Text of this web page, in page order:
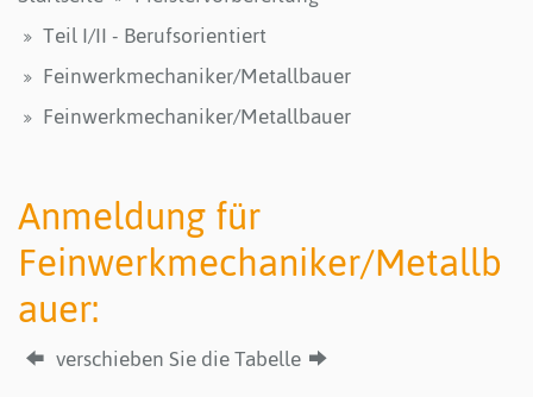
Teil I/II - Berufsorientiert
Feinwerkmechaniker/Metallbauer
Feinwerkmechaniker/Metallbauer
Anmeldung für
Feinwerkmechaniker/Metallb
auer:
verschieben Sie die Tabelle